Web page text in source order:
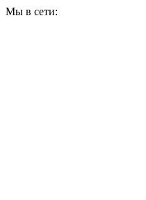
Мы в сети: